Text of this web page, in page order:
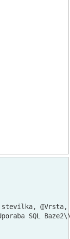
stevilka, @Vrsta,
SQL